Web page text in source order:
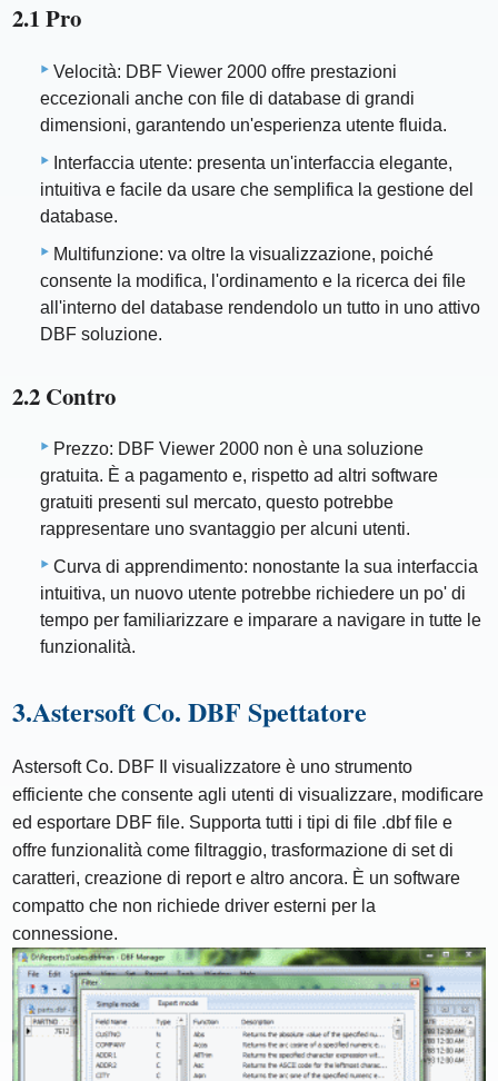
2.1 Pro
Velocità: DBF Viewer 2000 offre prestazioni
eccezionali anche con file di database di grandi
dimensioni, garantendo un'esperienza utente fluida.
Interfaccia utente: presenta un'interfaccia elegante,
intuitiva e facile da usare che semplifica la gestione del
database.
Multifunzione: va oltre la visualizzazione, poiché
consente la modifica, l'ordinamento e la ricerca dei file
all'interno del database rendendolo un tutto in uno attivo
DBF soluzione.
2.2 Contro
Prezzo: DBF Viewer 2000 non è una soluzione
gratuita. È a pagamento e, rispetto ad altri software
gratuiti presenti sul mercato, questo potrebbe
rappresentare uno svantaggio per alcuni utenti.
Curva di apprendimento: nonostante la sua interfaccia
intuitiva, un nuovo utente potrebbe richiedere un po' di
tempo per familiarizzare e imparare a navigare in tutte le
funzionalità.
3.Astersoft Co. DBF Spettatore
Astersoft Co. DBF Il visualizzatore è uno strumento
efficiente che consente agli utenti di visualizzare, modificare
ed esportare DBF file. Supporta tutti i tipi di file .dbf file e
offre funzionalità come filtraggio, trasformazione di set di
caratteri, creazione di report e altro ancora. È un software
compatto che non richiede driver esterni per la
connessione.